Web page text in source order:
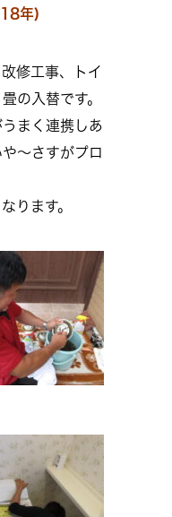
年)
修工事、トイ
の入替です。
まく連携しあ
～さすがプロ
ります。